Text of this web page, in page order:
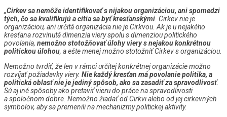
„Cirkev sa nemôže identifikovať s nijakou organizáciou, ani spomedzi
tých, čo sa kvalifikujú a cítia sa byť kresťanskými . Cirkev nie je
organizáciou, ani určitá organizácia nie je Cirkvou. Ak je u nejakého
kresťana rozvinutá dimenzia viery spolu s dimenziou politického
povolania, nemožno stotožňovať úlohy viery s nejakou konkrétnou
politickou úlohou, a ešte menej možno stotožniť Cirkev s organizáciou.
Nemožno tvrdiť, že len v rámci určitej konkrétnej organizácie možno
rozvíjať požiadavky viery. Nie každý kresťan má povolanie politika, a
politická oblasť nie je jediný spôsob, ako sa zasadiť za spravodlivosť.
Sú aj iné spôsoby ako pretaviť vieru do práce na spravodlivosti
a spoločnom dobre. Nemožno žiadať od Cirkvi alebo od jej cirkevných
symbolov, aby sa premenili na mechanizmy politickej aktivity.